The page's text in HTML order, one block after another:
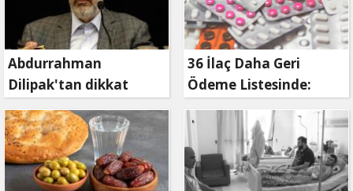
Abdurrahman
Dilipak'tan dikkat
çeken çıkış
36 İlaç Daha Geri
Ödeme Listesinde:
Bakan Işıkhan Duyurdu